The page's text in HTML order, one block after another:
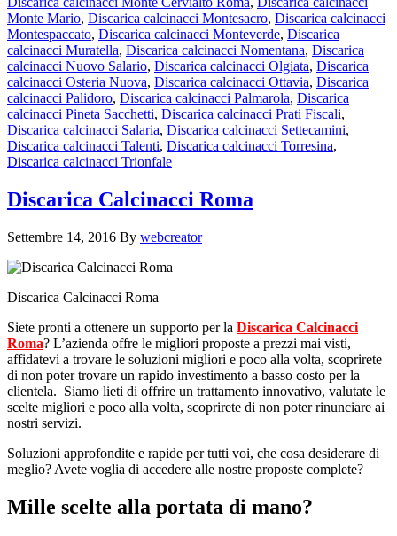
Monte Mario, Discarica calcinacci Montesacro, Discarica calcinacci
Montespaccato, Discarica calcinacci Monteverde, Discarica
calcinacci Muratella, Discarica calcinacci Nomentana, Discarica
calcinacci Nuovo Salario, Discarica calcinacci Olgiata, Discarica
calcinacci Osteria Nuova, Discarica calcinacci Ottavia, Discarica
calcinacci Palidoro, Discarica calcinacci Palmarola, Discarica
calcinacci Pineta Sacchetti, Discarica calcinacci Prati Fiscali,
Discarica calcinacci Salaria, Discarica calcinacci Settecamini,
Discarica calcinacci Talenti, Discarica calcinacci Torresina,
Discarica calcinacci Trionfale
Discarica Calcinacci Roma
Settembre 14, 2016 By webcreator
Discarica Calcinacci Roma
Siete pronti a ottenere un supporto per la Discarica Calcinacci
Roma? L’azienda offre le migliori proposte a prezzi mai visti,
affidatevi a trovare le soluzioni migliori e poco alla volta, scoprirete
di non poter trovare un rapido investimento a basso costo per la
clientela. Siamo lieti di offrire un trattamento innovativo, valutate le
scelte migliori e poco alla volta, scoprirete di non poter rinunciare ai
nostri servizi.
Soluzioni approfondite e rapide per tutti voi, che cosa desiderare di
meglio? Avete voglia di accedere alle nostre proposte complete?
Mille scelte alla portata di mano?